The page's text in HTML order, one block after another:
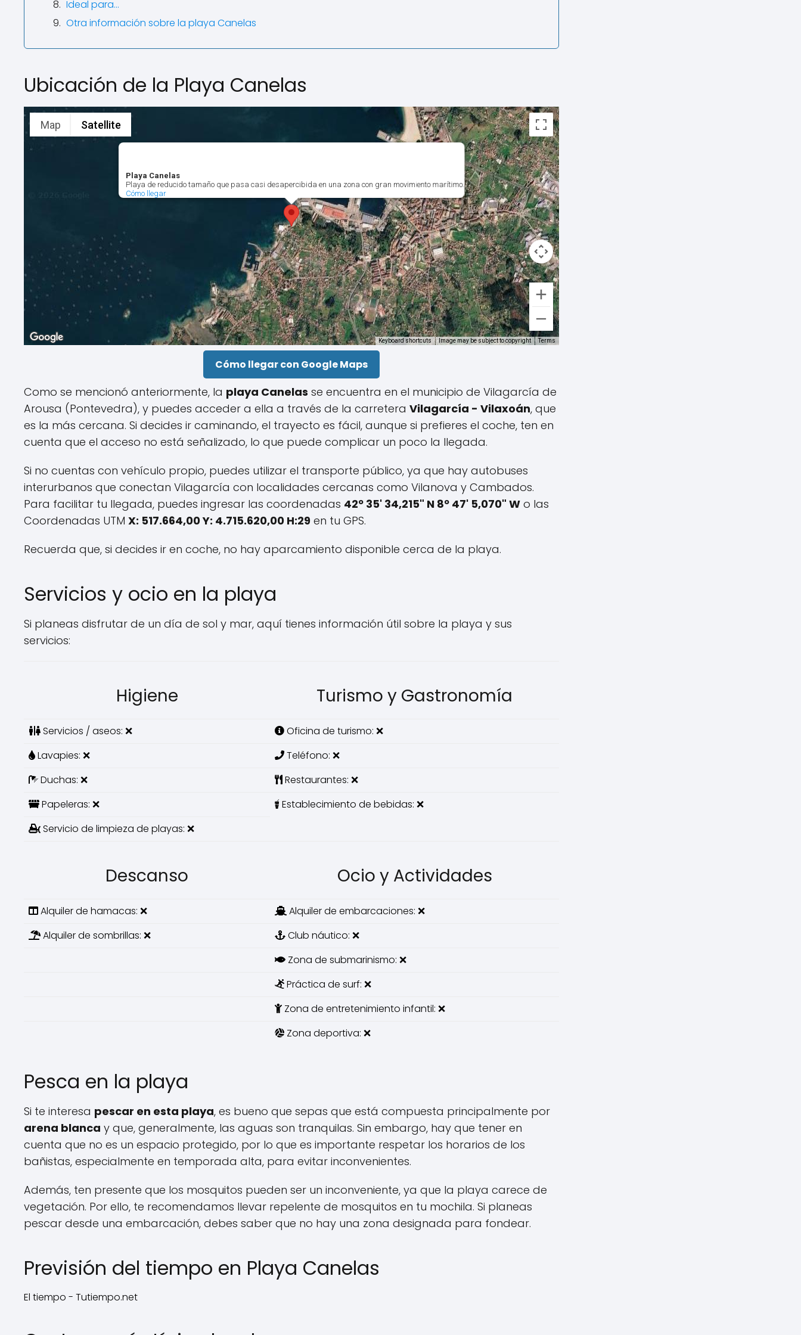
Ideal para…
Otra información sobre la playa Canelas
Ubicación de la Playa Canelas
Playa Canelas
Playa de reducido tamaño que pasa casi desapercibida en una zona con gran movimiento marítimo.
Cómo llegar
Map Satellite
Keyboard shortcuts Image may be subject to copyright Terms
Cómo llegar con Google Maps
Como se mencionó anteriormente, la playa Canelas se encuentra en el municipio de Vilagarcía de
Arousa (Pontevedra), y puedes acceder a ella a través de la carretera Vilagarcía - Vilaxoán, que
es la más cercana. Si decides ir caminando, el trayecto es fácil, aunque si prefieres el coche, ten en
cuenta que el acceso no está señalizado, lo que puede complicar un poco la llegada.
Si no cuentas con vehículo propio, puedes utilizar el transporte público, ya que hay autobuses
interurbanos que conectan Vilagarcía con localidades cercanas como Vilanova y Cambados.
Para facilitar tu llegada, puedes ingresar las coordenadas 42º 35' 34,215" N 8º 47' 5,070" W o las
Coordenadas UTM X: 517.664,00 Y: 4.715.620,00 H:29 en tu GPS.
Recuerda que, si decides ir en coche, no hay aparcamiento disponible cerca de la playa.
Servicios y ocio en la playa
Si planeas disfrutar de un día de sol y mar, aquí tienes información útil sobre la playa y sus
servicios:
Higiene Turismo y Gastronomía
Servicios / aseos: ❌
Oficina de turismo: ❌
Lavapies: ❌
Teléfono: ❌
Duchas: ❌
Restaurantes: ❌
Papeleras: ❌
Establecimiento de bebidas: ❌
Servicio de limpieza de playas: ❌
Descanso Ocio y Actividades
Alquiler de hamacas: ❌
Alquiler de embarcaciones: ❌
Alquiler de sombrillas: ❌
Club náutico: ❌
Zona de submarinismo: ❌
Práctica de surf: ❌
Zona de entretenimiento infantil: ❌
Zona deportiva: ❌
Pesca en la playa
Si te interesa pescar en esta playa, es bueno que sepas que está compuesta principalmente por
arena blanca y que, generalmente, las aguas son tranquilas. Sin embargo, hay que tener en
cuenta que no es un espacio protegido, por lo que es importante respetar los horarios de los
bañistas, especialmente en temporada alta, para evitar inconvenientes.
Además, ten presente que los mosquitos pueden ser un inconveniente, ya que la playa carece de
vegetación. Por ello, te recomendamos llevar repelente de mosquitos en tu mochila. Si planeas
pescar desde una embarcación, debes saber que no hay una zona designada para fondear.
Previsión del tiempo en Playa Canelas
El tiempo - Tutiempo.net